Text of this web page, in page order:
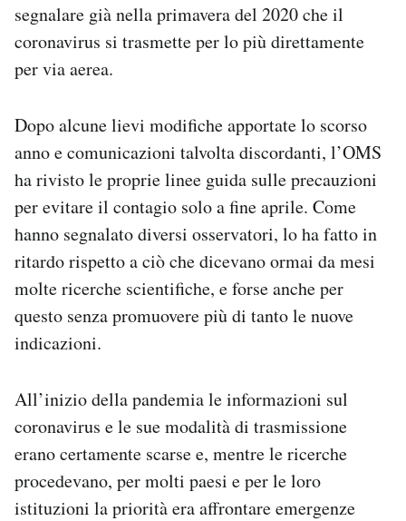
segnalare già nella primavera del 2020 che il
coronavirus si trasmette per lo più direttamente
per via aerea.
Dopo alcune lievi modifiche apportate lo scorso
anno e comunicazioni talvolta discordanti, l’OMS
ha rivisto le proprie linee guida sulle precauzioni
per evitare il contagio solo a fine aprile. Come
hanno segnalato diversi osservatori, lo ha fatto in
ritardo rispetto a ciò che dicevano ormai da mesi
molte ricerche scientifiche, e forse anche per
questo senza promuovere più di tanto le nuove
indicazioni.
All’inizio della pandemia le informazioni sul
coronavirus e le sue modalità di trasmissione
erano certamente scarse e, mentre le ricerche
procedevano, per molti paesi e per le loro
istituzioni la priorità era affrontare emergenze